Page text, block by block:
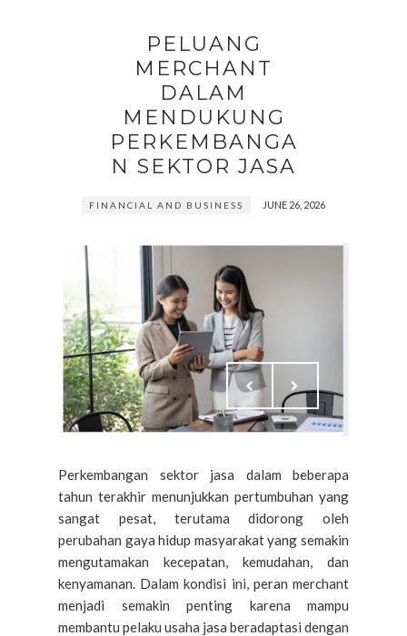
PELUANG
MERCHANT
DALAM
MENDUKUNG
PERKEMBANGA
N SEKTOR JASA
FINANCIAL AND BUSINESS JUNE 26, 2026
Perkembangan sektor jasa dalam beberapa
tahun terakhir menunjukkan pertumbuhan yang
sangat pesat, terutama didorong oleh
perubahan gaya hidup masyarakat yang semakin
mengutamakan kecepatan, kemudahan, dan
kenyamanan. Dalam kondisi ini, peran merchant
menjadi semakin penting karena mampu
membantu pelaku usaha jasa beradaptasi dengan